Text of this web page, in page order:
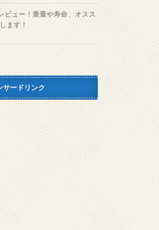
ビュー！重量や寿命、オスス
ます！
サードリンク